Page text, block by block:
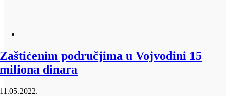
Zaštićenim područjima u Vojvodini 15
miliona dinara
11.05.2022.|